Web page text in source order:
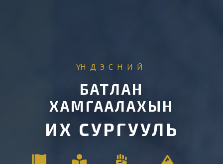
ҮНДЭСНИЙ
БАТЛАН
ХАМГААЛАХЫН
ИХ СУРГУУЛЬ